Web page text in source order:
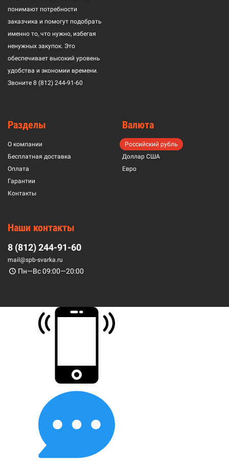
понимают потребности
заказчика и помогут подобрать
именно то, что нужно, избегая
ненужных закупок. Это
обеспечивает высокий уровень
удобства и экономии времени.
Звоните 8 (812) 244-91-60
Разделы
О компании
Бесплатная доставка
Оплата
Гарантии
Контакты
Валюта
Российский рубль
Доллар США
Евро
Наши контакты
8 (812) 244-91-60
mail@spb-svarka.ru
Пн—Вс 09:00—20:00